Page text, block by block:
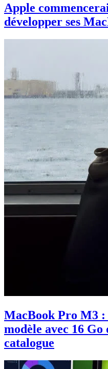
Apple
développer ses
MacBook Pro M3 :
modèle avec 16 Go
catalogue